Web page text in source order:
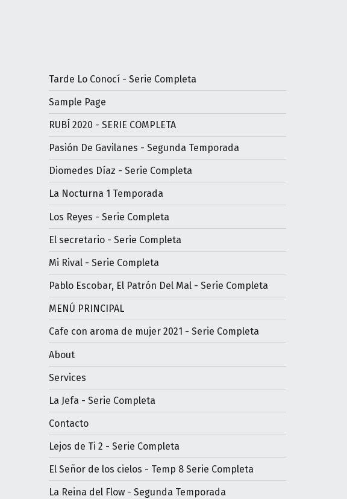
Tarde Lo Conocí - Serie Completa
Sample Page
RUBÍ 2020 - SERIE COMPLETA
Pasión De Gavilanes - Segunda Temporada
Diomedes Díaz - Serie Completa
La Nocturna 1 Temporada
Los Reyes - Serie Completa
El secretario - Serie Completa
Mi Rival - Serie Completa
Pablo Escobar, El Patrón Del Mal - Serie Completa
MENÚ PRINCIPAL
Cafe con aroma de mujer 2021 - Serie Completa
About
Services
La Jefa - Serie Completa
Contacto
Lejos de Ti 2 - Serie Completa
El Señor de los cielos - Temp 8 Serie Completa
La Reina del Flow - Segunda Temporada